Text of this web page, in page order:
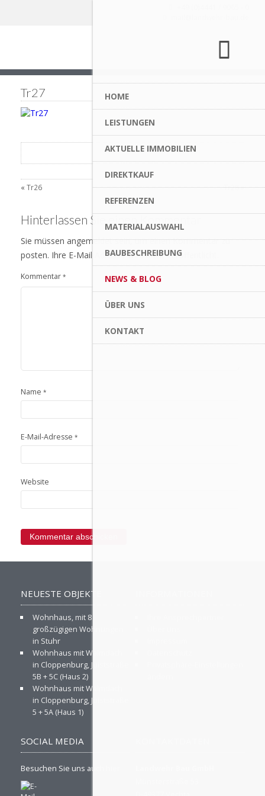
HOME
LEISTUNGEN
AKTUELLE IMMOBILIEN
DIREKTKAUF
REFERENZEN
MATERIALAUSWAHL
BAUBESCHREIBUNG
NEWS & BLOG
ÜBER UNS
KONTAKT
Tr27
« Tr26 Tr28»
Hinterlassen Sie einen Kommentar
Sie müssen angemeldet sein, um einen Kommentar zu
posten. Ihre E-Mail Adresse wird nicht veröffentlicht.
Kommentar *
Name *
E-Mail-Adresse *
Website
NEUESTE OBJEKTE
Wohnhaus, mit 8
großzügigen Wohnungen
in Stuhr
Wohnhaus mit Walmdach
in Cloppenburg, Juiststraße
5B + 5C (Haus 2)
Wohnhaus mit Walmdach
in Cloppenburg, Juiststraße
5 + 5A (Haus 1)
SOCIAL MEDIA
Besuchen Sie uns auch hier